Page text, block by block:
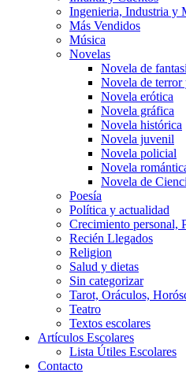
Ingenieria, Industria y
Más Vendidos
Música
Novelas
Novela de
Novela de terror
Novela erótica
Novela gráfica
Novela histórica
Novela juvenil
Novela policial
Novela
Novela de
Poesía
Política y actualidad
Crecimiento personal,
Recién Llegados
Religion
Salud y dietas
Sin categorizar
Tarot, Oráculos,
Teatro
Textos escolares
Artículos Escolares
Lista Útiles Escolares
Contacto